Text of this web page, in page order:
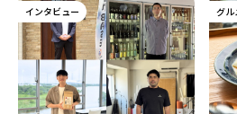
インタビュー グル